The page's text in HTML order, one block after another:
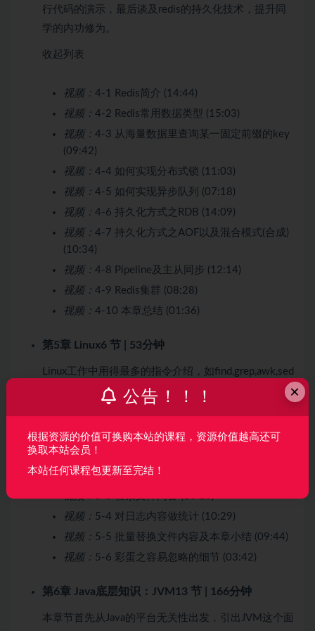
行代码的演示，最后谈及redis的持久化技术，提升同
学的内功修为。
收起列表
视频： 4-1 Redis简介 (14:44)
视频： 4-2 Redis常用数据类型 (15:03)
视频： 4-3 从海量数据里查询某一固定前缀的key
(09:42)
视频： 4-4 如何实现分布式锁 (11:03)
视频： 4-5 如何实现异步队列 (07:18)
视频： 4-6 持久化方式之RDB (14:09)
视频： 4-7 持久化方式之AOF以及混合模式(合成)
(10:34)
视频： 4-8 Pipeline及主从同步 (12:14)
视频： 4-9 Redis集群 (08:28)
视频： 4-10 本章总结 (01:36)
第5章 Linux6 节 | 53分钟
Linux工作中用得最多的指令介绍，如find,grep,awk,sed
收起列表
视频： 5-1 Linux的体系结构 (08:34)
视频：5-2 查找特定文件 (06:13)
视频：5-3 检索文件内容 (13:23)
视频： 5-4 对日志内容做统计 (10:29)
视频： 5-5 批量替换文件内容及本章小结 (09:44)
视频： 5-6 彩蛋之容易忽略的细节 (03:42)
第6章 Java底层知识：JVM 13 节 | 166分钟
本章节首先从Java的平台无关性出发，引出JVM这个面
×
公告！！！
根据资源的价值可换购本站的课程，资源价值越高还可
换取本站会员！
本站任何课程包更新至完结！